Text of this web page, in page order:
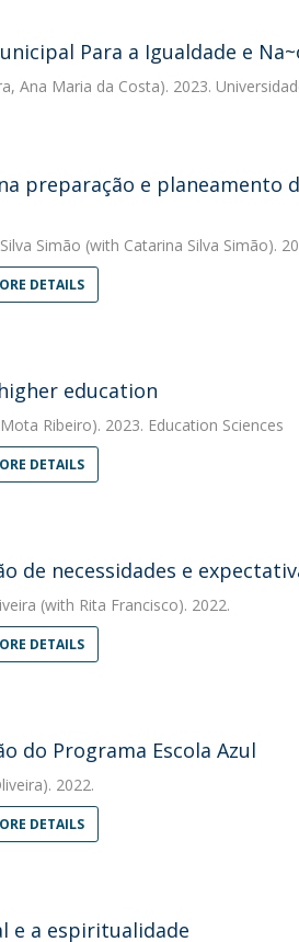
Para a Igualdade e
Ana Maria da Costa). 2023.
preparação e
Simão (with Catarina Silva Simão).
DETAILS
education
Ribeiro). 2023. Education Sciences
DETAILS
de necessidades e
(with Rita Francisco). 2022.
DETAILS
do Programa Escola Azul
2022.
DETAILS
e a espiritualidade